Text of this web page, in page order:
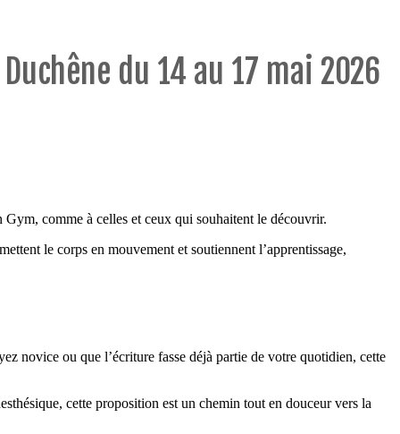
du 14 au 17 mai 2026
comme à celles et ceux qui souhaitent le découvrir.
le corps en mouvement et soutiennent l’apprentissage,
novice ou que l’écriture fasse déjà partie de votre quotidien, cette
cette proposition est un chemin tout en douceur vers la